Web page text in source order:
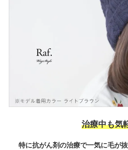
治療中も気
特に抗がん剤の治療で一気に毛が